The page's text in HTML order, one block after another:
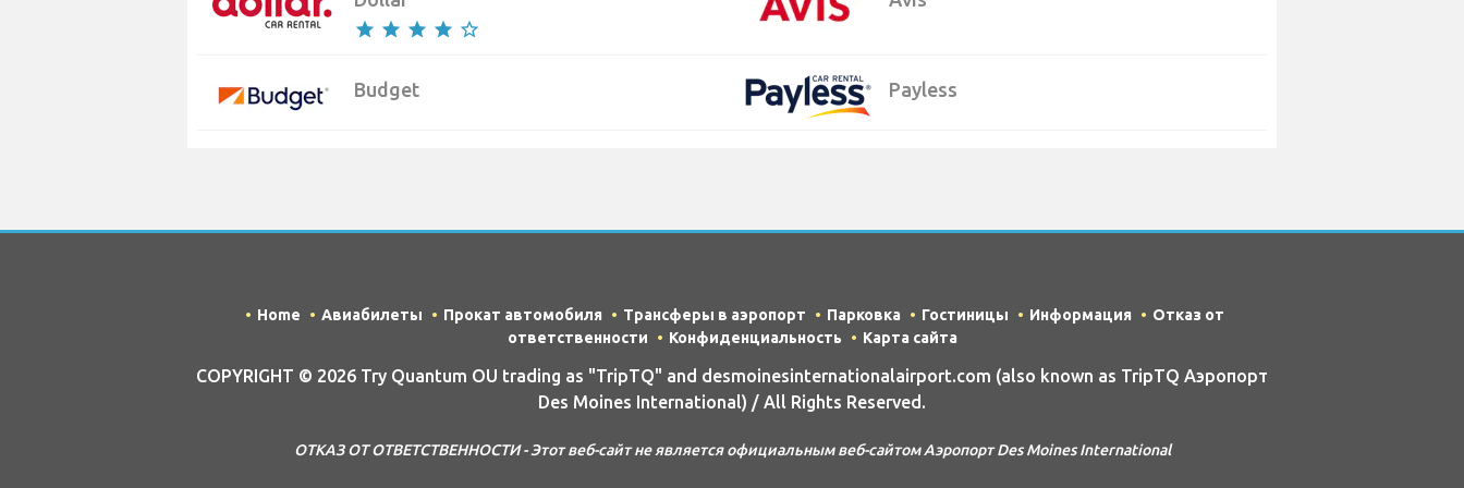
star star star star star_border
Budget Payless
Home Авиабилеты Прокат автомобиля Трансферы в аэропорт Парковка Гостиницы Информация
Отказ от
ответственности
Конфиденциальность Карта сайта
COPYRIGHT © 2026 Try Quantum OU trading as "TripTQ" and desmoinesinternationalairport.com (also known as TripTQ Аэропорт
Des Moines International) / All Rights Reserved.
ОТКАЗ ОТ ОТВЕТСТВЕННОСТИ - Этот веб-сайт не является официальным веб-сайтом Аэропорт Des Moines International